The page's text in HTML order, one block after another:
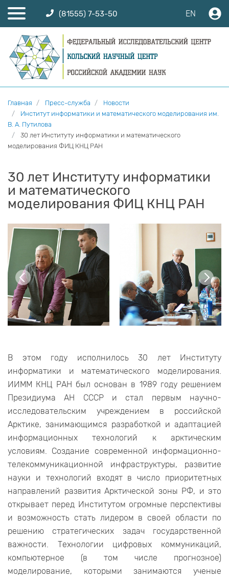
(81555) 7-53-50 EN
Главная Пресс-служба
Новости
Институт информатики и математического моделирования им.
В. А. Путилова
30 лет Институту информатики и математического
моделирования ФИЦ КНЦ РАН
30 лет Институту информатики
и математического
моделирования ФИЦ КНЦ РАН
В этом году исполнилось 30 лет Институту
информатики и математического моделирования.
ИИММ КНЦ РАН был основан в 1989 году решением
Президиума АН СССР и стал первым научно-
исследовательским учреждением в российской
Арктике, занимающимся разработкой и адаптацией
информационных технологий к арктическим
условиям. Создание современной информационно-
телекоммуникационной инфраструктуры, развитие
науки и технологий входят в число приоритетных
направлений развития Арктической зоны РФ, и это
открывает перед Институтом огромные перспективы
и возможность стать лидером в своей области по
решению стратегических задач государственной
важности. Технологии цифровых коммуникаций,
компьютерное (в том числе прогнозное)
моделирование, которыми занимаются ученые